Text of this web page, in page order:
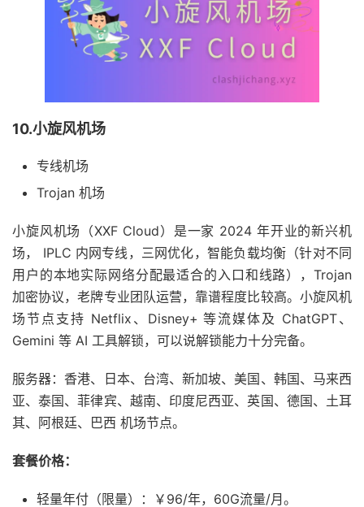
10.小旋风机场
专线机场
Trojan 机场
小旋风机场（XXF Cloud）是一家 2024 年开业的新兴机
场， IPLC 内网专线，三网优化，智能负载均衡（针对不同
用户的本地实际网络分配最适合的入口和线路），Trojan
加密协议，老牌专业团队运营，靠谱程度比较高。小旋风机
场节点支持 Netflix、Disney+ 等流媒体及 ChatGPT、
Gemini 等 AI 工具解锁，可以说解锁能力十分完备。
服务器：香港、日本、台湾、新加坡、美国、韩国、马来西
亚、泰国、菲律宾、越南、印度尼西亚、英国、德国、土耳
其、阿根廷、巴西 机场节点。
套餐价格：
轻量年付（限量）：￥96/年，60G流量/月。